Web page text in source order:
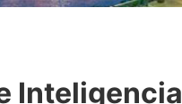
Inteligencia